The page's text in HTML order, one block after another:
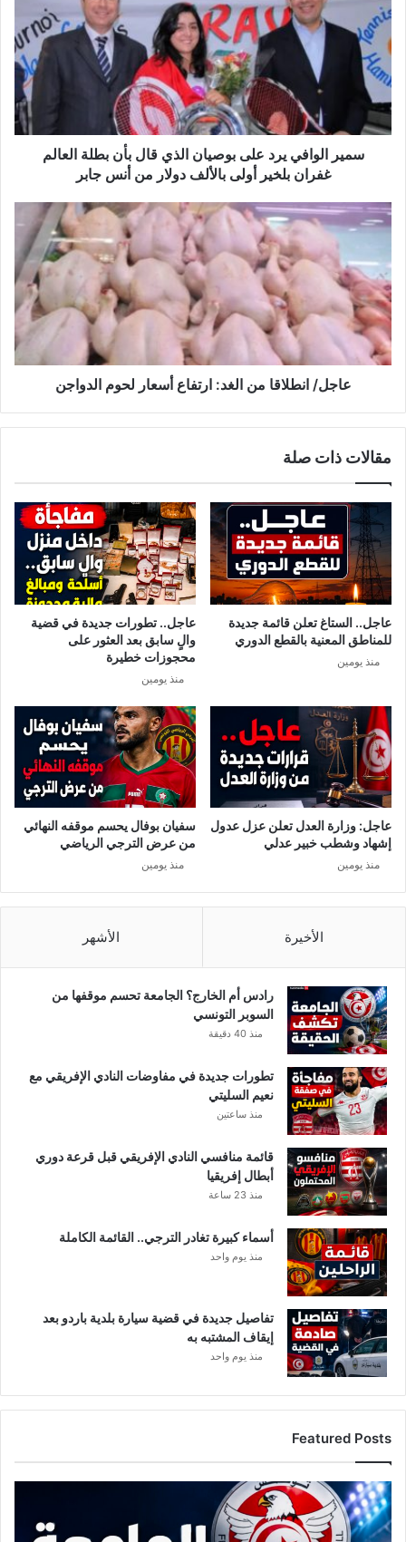
يرد
على
بوصيان
الذي
بأن
بطلة
أولى
بالألف
من
أنس
جابر
سمير الوافي يرد على بوصيان الذي قال بأن بطلة العالم
غفران بلخير أولى بالألف دولار من أنس جابر
عاجل/
انطلاقا
الغد:
ارتفاع
أسعار
لحوم
الدواجن
عاجل/ انطلاقا من الغد: ارتفاع أسعار لحوم الدواجن
مقالات ذات صلة
عاجل.. الستاغ تعلن قائمة جديدة
للمناطق المعنية بالقطع الدوري
منذ يومين
عاجل.. تطورات جديدة في قضية
والٍ سابق بعد العثور على
محجوزات خطيرة
منذ يومين
عاجل: وزارة العدل تعلن عزل عدول
إشهاد وشطب خبير عدلي
منذ يومين
سفيان بوفال يحسم موقفه النهائي
من عرض الترجي الرياضي
منذ يومين
الأخيرة الأشهر
رادس أم الخارج؟ الجامعة تحسم موقفها من
السوبر التونسي
منذ 40 دقيقة
تطورات جديدة في مفاوضات النادي الإفريقي مع
نعيم السليتي
منذ ساعتين
قائمة منافسي النادي الإفريقي قبل قرعة دوري
أبطال إفريقيا
منذ 23 ساعة
أسماء كبيرة تغادر الترجي.. القائمة الكاملة
منذ يوم واحد
تفاصيل جديدة في قضية سيارة بلدية باردو بعد
إيقاف المشتبه به
منذ يوم واحد
Featured Posts
رادس
أم
الخارج؟